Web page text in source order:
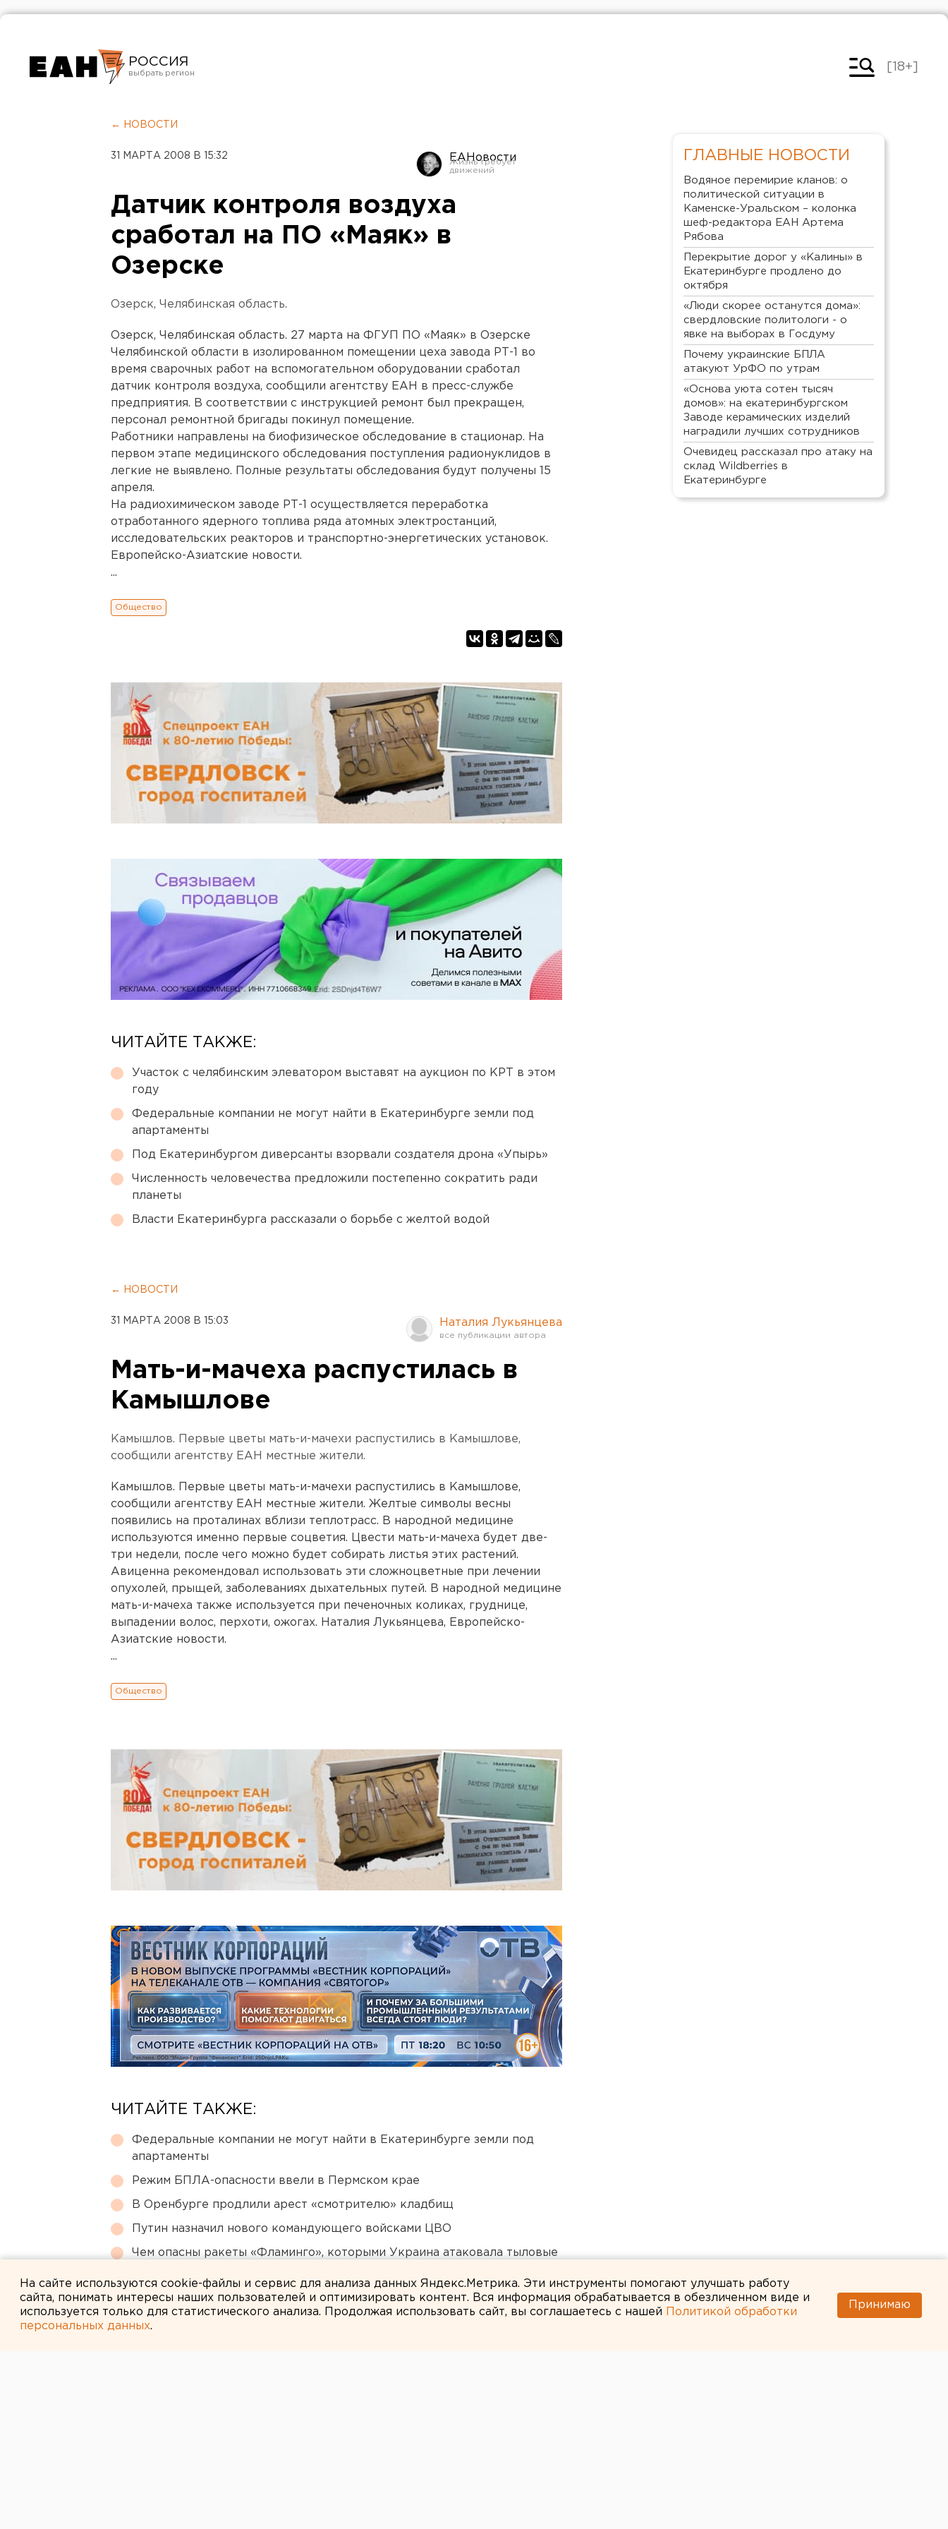
РОССИЯ
Челябинск
[18+]
← НОВОСТИ
31 МАРТА 2008 В 15:32 ЕАНовости
Датчик контроля воздуха
сработал на ПО «Маяк» в
Озерске
Озерск, Челябинская область.
Озерск, Челябинская область. 27 марта на ФГУП ПО «Маяк» в Озерске
Челябинской области в изолированном помещении цеха завода РТ-1 во
время сварочных работ на вспомогательном оборудовании сработал
датчик контроля воздуха, сообщили агентству ЕАН в пресс-службе
предприятия. В соответствии с инструкцией ремонт был прекращен,
персонал ремонтной бригады покинул помещение.
Работники направлены на биофизическое обследование в стационар. На
первом этапе медицинского обследования поступления радионуклидов в
легкие не выявлено. Полные результаты обследования будут получены 15
апреля.
На радиохимическом заводе РТ-1 осуществляется переработка
отработанного ядерного топлива ряда атомных электростанций,
исследовательских реакторов и транспортно-энергетических установок.
Европейско-Азиатские новости.
...
Общество
ЧИТАЙТЕ ТАКЖЕ:
Участок с челябинским элеватором выставят на аукцион по КРТ в этом
году
Федеральные компании не могут найти в Екатеринбурге земли под
апартаменты
Под Екатеринбургом диверсанты взорвали создателя дрона «Упырь»
Численность человечества предложили постепенно сократить ради
планеты
Власти Екатеринбурга рассказали о борьбе с желтой водой
← НОВОСТИ
31 МАРТА 2008 В 15:03 Наталия Лукьянцева
Мать-и-мачеха распустилась в
Камышлове
Камышлов. Первые цветы мать-и-мачехи распустились в Камышлове,
сообщили агентству ЕАН местные жители.
Камышлов. Первые цветы мать-и-мачехи распустились в Камышлове,
сообщили агентству ЕАН местные жители. Желтые символы весны
появились на проталинах вблизи теплотрасс. В народной медицине
используются именно первые соцветия. Цвести мать-и-мачеха будет две-
три недели, после чего можно будет собирать листья этих растений.
Авиценна рекомендовал использовать эти сложноцветные при лечении
опухолей, прыщей, заболеваниях дыхательных путей. В народной медицине
мать-и-мачеха также используется при печеночных коликах, груднице,
выпадении волос, перхоти, ожогах. Наталия Лукьянцева, Европейско-
Азиатские новости.
...
Общество
ЧИТАЙТЕ ТАКЖЕ:
Федеральные компании не могут найти в Екатеринбурге земли под
апартаменты
Режим БПЛА-опасности ввели в Пермском крае
В Оренбурге продлили арест «смотрителю» кладбищ
Путин назначил нового командующего войсками ЦВО
Чем опасны ракеты «Фламинго», которыми Украина атаковала тыловые
ГЛАВНЫЕ НОВОСТИ
Водяное перемирие кланов: о
политической ситуации в
Каменске-Уральском – колонка
шеф-редактора ЕАН Артема
Рябова
Перекрытие дорог у «Калины» в
Екатеринбурге продлено до
октября
«Люди скорее останутся дома»:
свердловские политологи - о
явке на выборах в Госдуму
Почему украинские БПЛА
атакуют УрФО по утрам
«Основа уюта сотен тысяч
домов»: на екатеринбургском
Заводе керамических изделий
наградили лучших сотрудников
Очевидец рассказал про атаку на
склад Wildberries в
Екатеринбурге
На сайте используются cookie-файлы и сервис для анализа данных Яндекс.Метрика. Эти инструменты помогают улучшать работу
сайта, понимать интересы наших пользователей и оптимизировать контент. Вся информация обрабатывается в обезличенном виде и
используется только для статистического анализа. Продолжая использовать сайт, вы соглашаетесь с нашей
Политикой обработки
персональных данных.
Принимаю